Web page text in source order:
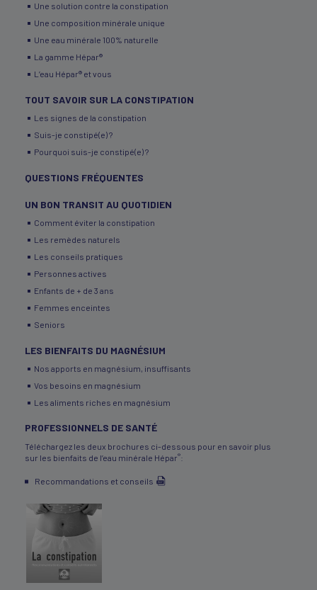
Une solution contre la constipation
Une composition minérale unique
Une eau minérale 100% naturelle
La gamme Hépar®
L’eau Hépar® et vous
TOUT SAVOIR SUR LA CONSTIPATION
Les signes de la constipation
Suis-je constipé(e) ?
Pourquoi suis-je constipé(e) ?
QUESTIONS FRÉQUENTES
UN BON TRANSIT AU QUOTIDIEN
Comment éviter la constipation
Les remèdes naturels
Les conseils pratiques
Personnes actives
Enfants de + de 3 ans
Femmes enceintes
Seniors
LES BIENFAITS DU MAGNÉSIUM
Nos apports en magnésium, insuffisants
Vos besoins en magnésium
Les aliments riches en magnésium
PROFESSIONNELS DE SANTÉ
Téléchargez les deux brochures ci-dessous pour en savoir plus
sur les bienfaits de l’eau minérale Hépar®:
Recommandations et conseils